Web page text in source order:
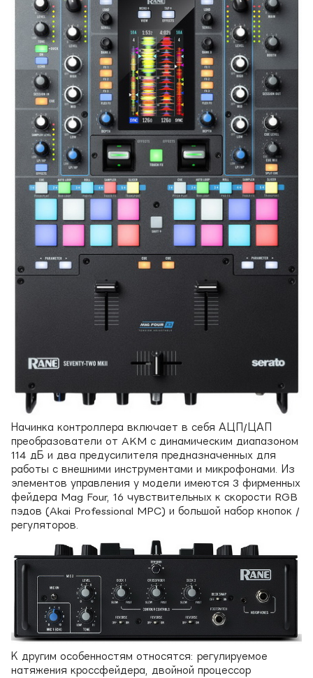
Начинка контроллера включает в себя АЦП/ЦАП
преобразователи от AKM с динамическим диапазоном
114 дБ и два предусилителя предназначенных для
работы с внешними инструментами и микрофонами. Из
элементов управления у модели имеются 3 фирменных
фейдера Mag Four, 16 чувствительных к скорости RGB
пэдов (Akai Professional MPC) и большой набор кнопок /
регуляторов.
К другим особенностям относятся: регулируемое
натяжения кроссфейдера, двойной процессор